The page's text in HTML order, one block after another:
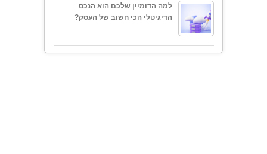
למה הדומיין שלכם הוא הנכס
הדיגיטלי הכי חשוב של העסק?